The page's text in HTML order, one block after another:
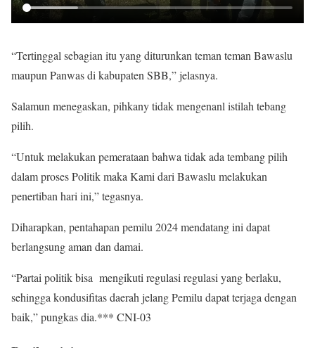
“Tertinggal sebagian itu yang diturunkan teman teman Bawaslu
maupun Panwas di kabupaten SBB,” jelasnya.
Salamun menegaskan, pihkany tidak mengenanl istilah tebang
pilih.
“Untuk melakukan pemerataan bahwa tidak ada tembang pilih
dalam proses Politik maka Kami dari Bawaslu melakukan
penertiban hari ini,” tegasnya.
Diharapkan, pentahapan pemilu 2024 mendatang ini dapat
berlangsung aman dan damai.
“Partai politik bisa mengikuti regulasi regulasi yang berlaku,
sehingga kondusifitas daerah jelang Pemilu dapat terjaga dengan
baik,” pungkas dia.*** CNI-03